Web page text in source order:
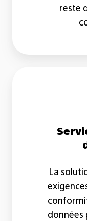
reste
La
données